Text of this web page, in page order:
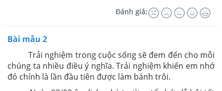
Đánh giá:
Bài mẫu 2
Trải nghiệm trong cuộc sống sẽ đem đến cho mỗi
chúng ta nhiều điều ý nghĩa. Trải nghiệm khiến em nhớ
đó chính là lần đầu tiên được làm bánh trôi.